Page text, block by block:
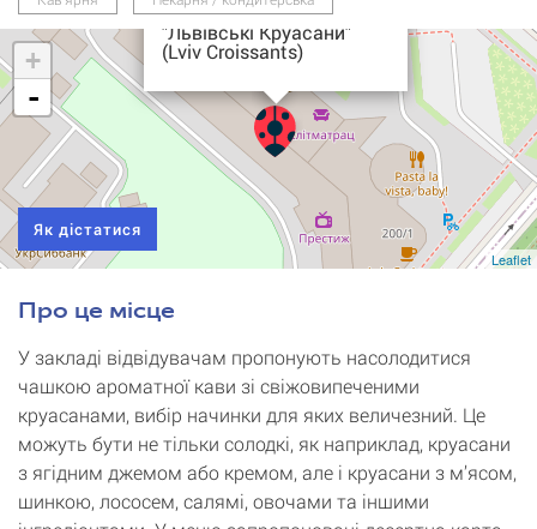
Пекарня-кав’ярня
"Львівські Круасани"
(Lviv Croissants)
+
-
Leaflet
Як дістатися
Про це місце
У закладі відвідувачам пропонують насолодитися
чашкою ароматної кави зі свіжовипеченими
круасанами, вибір начинки для яких величезний. Це
можуть бути не тільки солодкі, як наприклад, круасани
з ягідним джемом або кремом, але і круасани з м’ясом,
шинкою, лососем, салямі, овочами та іншими